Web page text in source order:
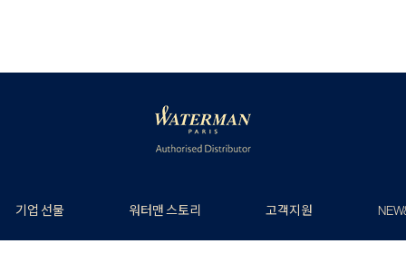
기업 선물 워터맨 스토리 고객지원